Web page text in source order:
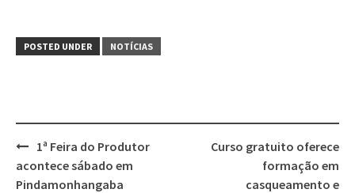
POSTED UNDER NOTÍCIAS
Post
navigation
1ª Feira do Produtor
acontece sábado em
Pindamonhangaba
Curso gratuito oferece
formação em
casqueamento e